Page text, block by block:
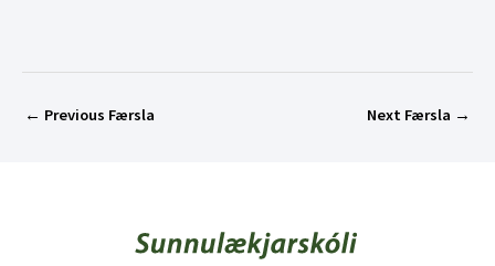
← Previous Færsla Next Færsla →